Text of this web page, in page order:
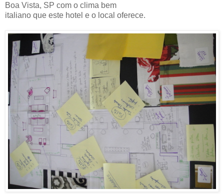
Boa Vista, SP com o clima bem
italiano que este hotel e o local oferece.